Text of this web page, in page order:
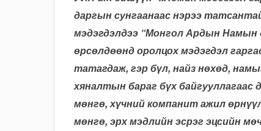
даргын сунгаанаас нэрээ
мэдэгдэлдээ “Монгол Ардын Намын
өрсөлдөөнд оролцох мэдэгдэл
татагдаж, гэр бүл, найз нөхөд,
хяналтын бараг бүх байгууллагаас
мөнгө, хүчний компанит ажил
мөнгө, эрх мэдлийн эсрэг эцсийн